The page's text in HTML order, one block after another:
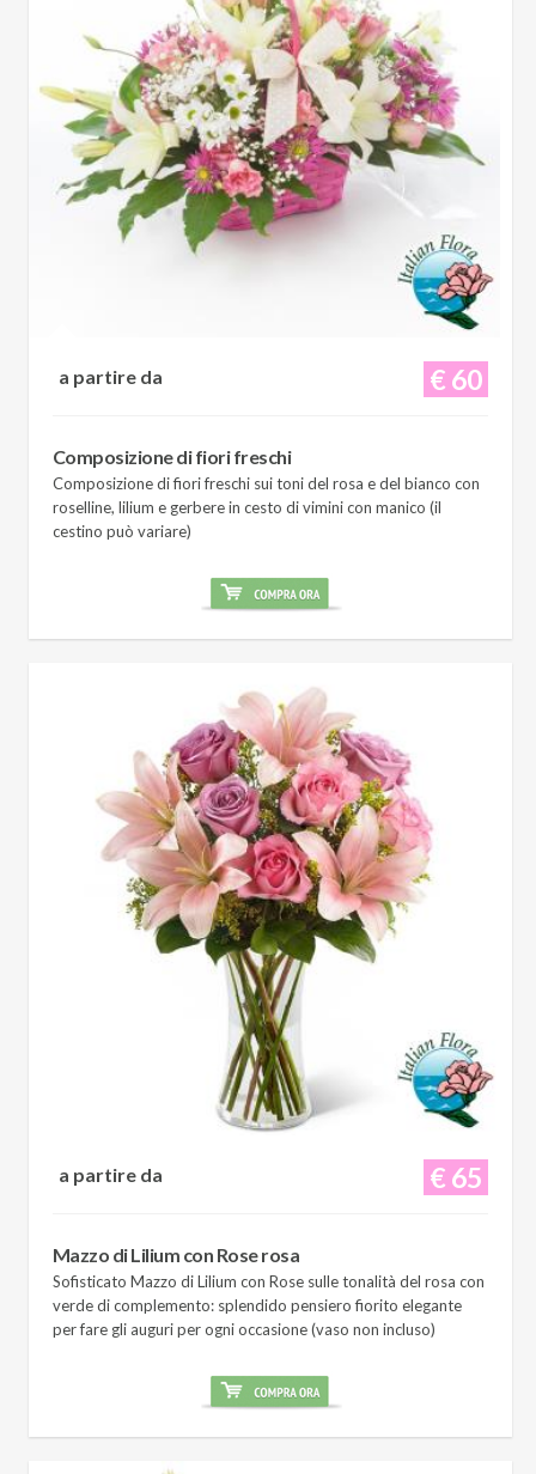
€ 60
a partire da
Composizione di fiori freschi
Composizione di fiori freschi sui toni del rosa e del bianco con
roselline, lilium e gerbere in cesto di vimini con manico (il
cestino può variare)
€ 65
a partire da
Mazzo di Lilium con Rose rosa
Sofisticato Mazzo di Lilium con Rose sulle tonalità del rosa con
verde di complemento: splendido pensiero fiorito elegante
per fare gli auguri per ogni occasione (vaso non incluso)